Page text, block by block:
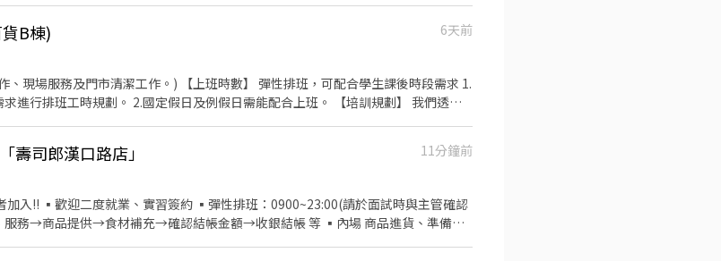
B棟)
6天前
【上班時數】 彈性排班，可配合學生課後時段需求 1.
時規劃。 2.國定假日及例假日需能配合上班。 【培訓規劃】 我們透過
育嬰假、陪產假、家庭照顧假、生理假等等 3.健康相關：年度員工健檢(不含新進人
扣、生日福利、三節禮金(品)、福委會福利
壽司郎漢口路店」
11分鐘前
入!! ▪歡迎二度就業、實習簽約 ▪彈性排班：0900~23:00(請於面試時與主管確認
務→商品提供→食材補充→確認結帳金額→收銀結帳 等 ▪內場 商品進貨、準備、